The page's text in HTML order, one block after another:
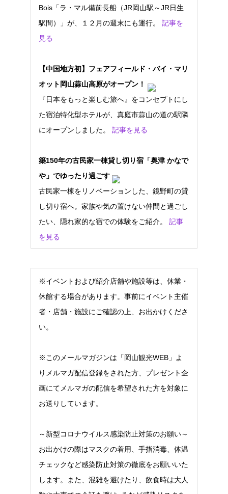
Bois「ラ・マル備前長船（JR岡山駅～JR日生
駅間）」が、１２月の週末にも運行。 記事を
見る
【中国地方初】フェアフィールド・バイ・マリ
オット岡山蒜山高原がオープン！
『日本をもっと楽しむ旅へ』をコンセプトにし
た宿泊特化型ホテルが、真庭市蒜山の道の駅隣
にオープンしました。 記事を見る
築150年の古民家一棟貸し切り宿「奥津 かなで
や」でゆったり過ごす
古民家一棟をリノベーションした、鏡野町の貸
し切り宿へ。家族や気の置けない仲間と過ごし
たい、隠れ家的な宿での体験をご紹介。 記事
を見る
※イベントおよび紹介店舗や施設等は、休業・
休館する場合があります。事前にイベント主催
者・店舗・施設にご確認の上、お出かけくださ
い。
※このメールマガジンは「岡山観光WEB」よ
りメルマガ配信登録をされた方、プレゼント企
画にてメルマガの配信を希望された方を対象に
お送りしています。
～新型コロナウイルス感染防止対策のお願い～
お出かけの際はマスクの着用、手指消毒、体温
チェックなど感染防止対策の徹底をお願いいた
します。また、混雑を避けたり、飲食時は大人